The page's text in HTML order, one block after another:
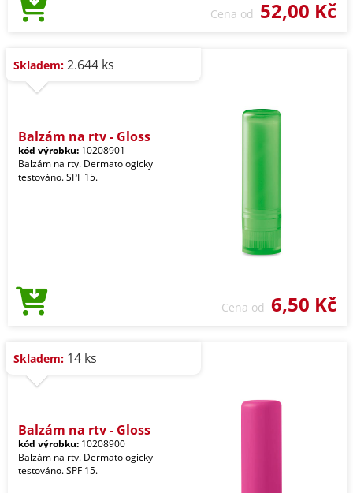
Cena od 52,00 Kč
Skladem: 2.644 ks
Balzám na rty - Gloss
kód výrobku: 10208901
Balzám na rty. Dermatologicky
testováno. SPF 15.
Cena od 6,50 Kč
Skladem: 14 ks
Balzám na rty - Gloss
kód výrobku: 10208900
Balzám na rty. Dermatologicky
testováno. SPF 15.